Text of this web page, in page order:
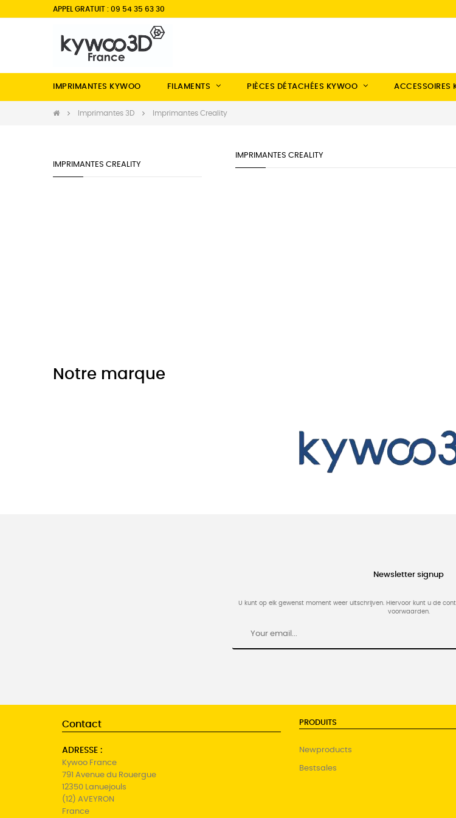
APPEL GRATUIT : 09 54 35 63 30
IMPRIMANTES KYWOO FILAMENTS PIÈCES DÉTACHÉES KYWOO ACCESSOIRES
Imprimantes 3D Imprimantes Creality
IMPRIMANTES CREALITY
IMPRIMANTES CREALITY
Notre marque
Newsletter signup
U kunt op elk gewenst moment weer uitschrijven. Hiervoor kunt u de
voorwaarden.
Contact
ADRESSE :
Kywoo France
791 Avenue du Rouergue
12350 Lanuejouls
(12) AVEYRON
France
PRODUITS
Newproducts
Bestsales